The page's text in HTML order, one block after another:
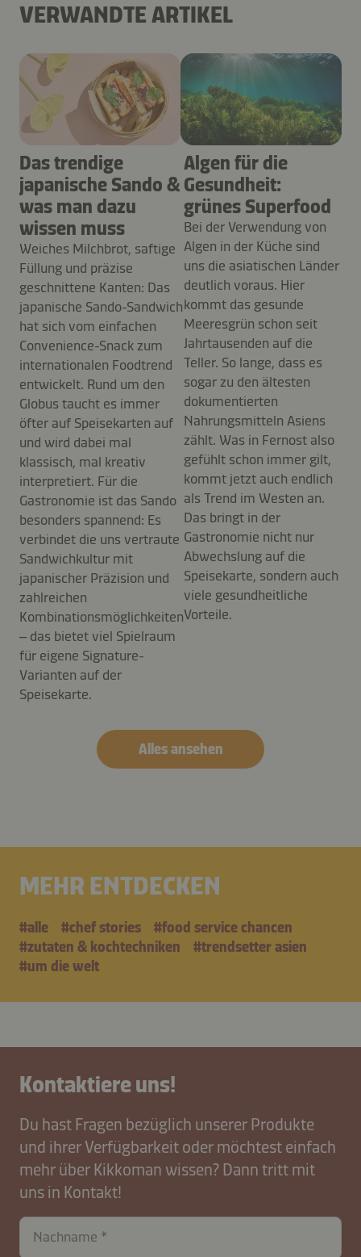
VERWANDTE ARTIKEL
Das trendige
japanische Sando &
was man dazu
wissen muss
Weiches Milchbrot, saftige
Füllung und präzise
geschnittene Kanten: Das
japanische Sando-Sandwich
hat sich vom einfachen
Convenience-Snack zum
internationalen Foodtrend
entwickelt. Rund um den
Globus taucht es immer
öfter auf Speisekarten auf
und wird dabei mal
klassisch, mal kreativ
interpretiert. Für die
Gastronomie ist das Sando
besonders spannend: Es
verbindet die uns vertraute
Sandwichkultur mit
japanischer Präzision und
zahlreichen
Kombinationsmöglichkeiten
– das bietet viel Spielraum
für eigene Signature-
Varianten auf der
Speisekarte.
Algen für die
Gesundheit:
grünes Superfood
Bei der Verwendung von
Algen in der Küche sind
uns die asiatischen Länder
deutlich voraus. Hier
kommt das gesunde
Meeresgrün schon seit
Jahrtausenden auf die
Teller. So lange, dass es
sogar zu den ältesten
dokumentierten
Nahrungsmitteln Asiens
zählt. Was in Fernost also
gefühlt schon immer gilt,
kommt jetzt auch endlich
als Trend im Westen an.
Das bringt in der
Gastronomie nicht nur
Abwechslung auf die
Speisekarte, sondern auch
viele gesundheitliche
Vorteile.
Alles ansehen
MEHR ENTDECKEN
#alle #chef stories
#food service chancen
#zutaten & kochtechniken
#trendsetter asien
#um die welt
Kontaktiere uns!
Du hast Fragen bezüglich unserer Produkte
und ihrer Verfügbarkeit oder möchtest einfach
mehr über Kikkoman wissen? Dann tritt mit
uns in Kontakt!
Nachname